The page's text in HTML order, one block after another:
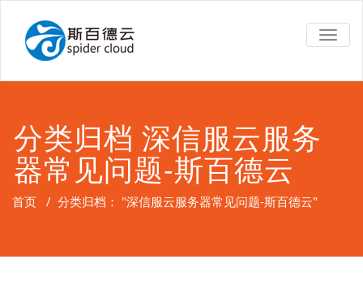
分类归档 深信服云服务
器常见问题-斯百德云
首页 / 分类归档： "深信服云服务器常见问题-斯百德云"